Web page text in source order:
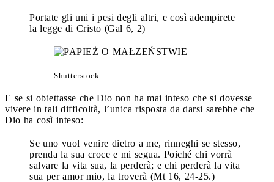
Portate gli uni i pesi degli altri, e così adempirete
la legge di Cristo (Gal 6, 2)
Shutterstock
E se si obiettasse che Dio non ha mai inteso che si dovesse
vivere in tali difficoltà, l’unica risposta da darsi sarebbe che
Dio ha così inteso:
Se uno vuol venire dietro a me, rinneghi se stesso,
prenda la sua croce e mi segua. Poiché chi vorrà
salvare la vita sua, la perderà; e chi perderà la vita
sua per amor mio, la troverà (Mt 16, 24-25.)